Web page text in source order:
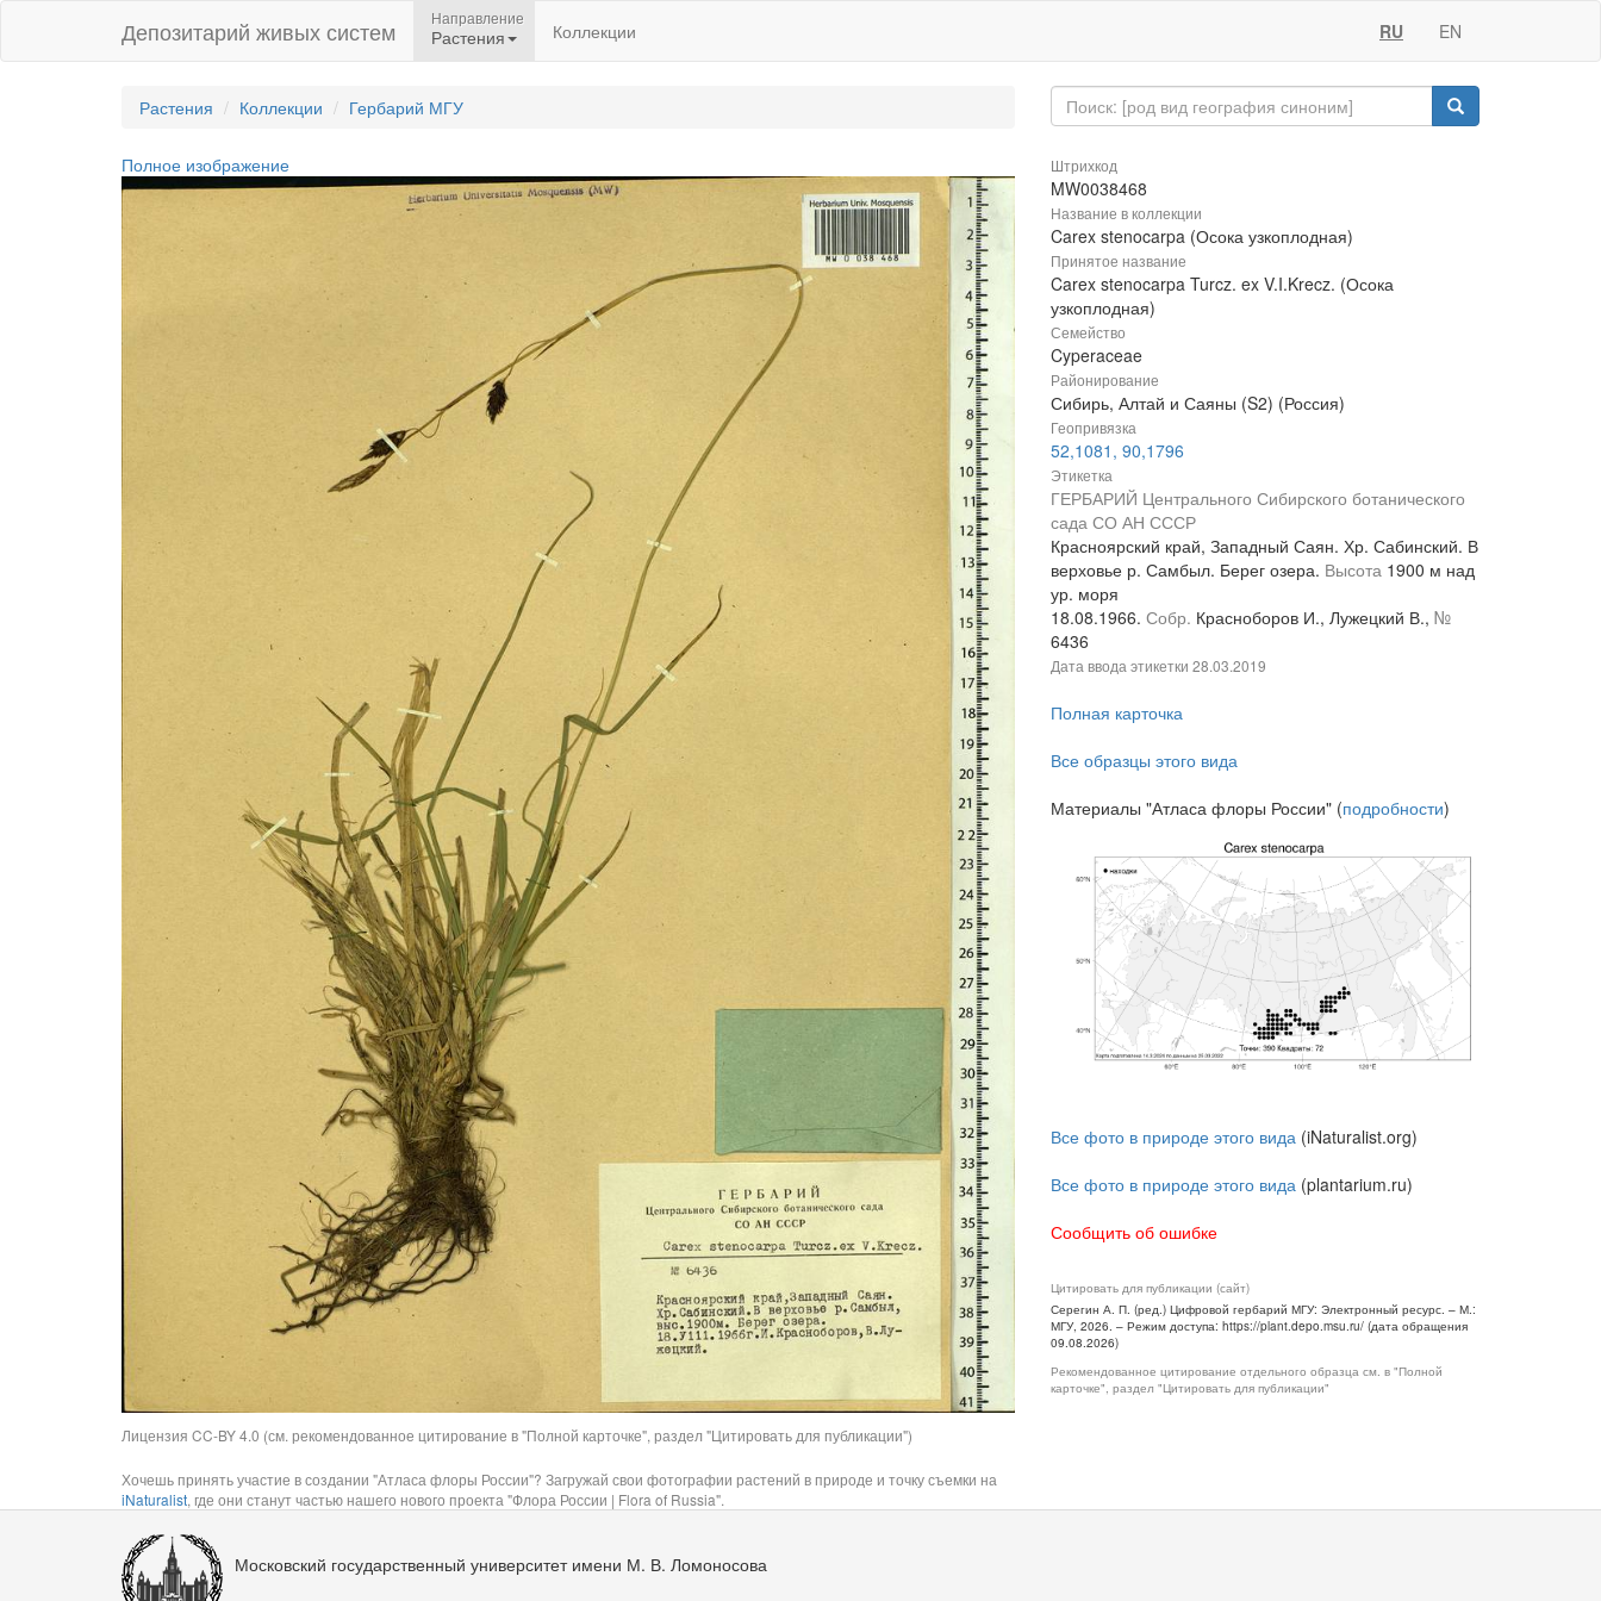
Депозитарий живых систем Направление
Растения Коллекции RU EN
Растения Коллекции Гербарий МГУ
Полное изображение
Лицензия CC-BY 4.0 (см. рекомендованное цитирование в "Полной карточке", раздел "Цитировать для публикации")
Хочешь принять участие в создании "Атласа флоры России"? Загружай свои фотографии растений в природе и точку съемки на
iNaturalist, где они станут частью нашего нового проекта "Флора России | Flora of Russia".
Штрихкод
MW0038468
Название в коллекции
Carex stenocarpa (Осока узкоплодная)
Принятое название
Carex stenocarpa Turcz. ex V.I.Krecz. (Осока
узкоплодная)
Семейство
Cyperaceae
Районирование
Сибирь, Алтай и Саяны (S2) (Россия)
Геопривязка
52,1081, 90,1796
Этикетка
ГЕРБАРИЙ Центрального Сибирского ботанического
сада СО АН СССР
Красноярский край, Западный Саян. Хр. Сабинский. В
верховье р. Самбыл. Берег озера. Высота 1900 м над
ур. моря
18.08.1966. Собр. Красноборов И., Лужецкий В., №
6436
Дата ввода этикетки 28.03.2019
Полная карточка
Все образцы этого вида
Материалы "Атласа флоры России" (подробности)
Все фото в природе этого вида (iNaturalist.org)
Все фото в природе этого вида (plantarium.ru)
Сообщить об ошибке
Цитировать для публикации (сайт)
Серегин А. П. (ред.) Цифровой гербарий МГУ: Электронный ресурс. – М.:
МГУ, 2026. – Режим доступа: https://plant.depo.msu.ru/ (дата обращения
09.08.2026)
Рекомендованное цитирование отдельного образца см. в "Полной
карточке", раздел "Цитировать для публикации"
Московский государственный университет имени М. В. Ломоносова